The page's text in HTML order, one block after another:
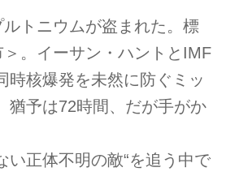
トニウムが盗まれた。標
。イーサン・ハントとIMF
時核爆発を未然に防ぐミッ
猶予は72時間、だが手がか
い正体不明の敵“を追う中で